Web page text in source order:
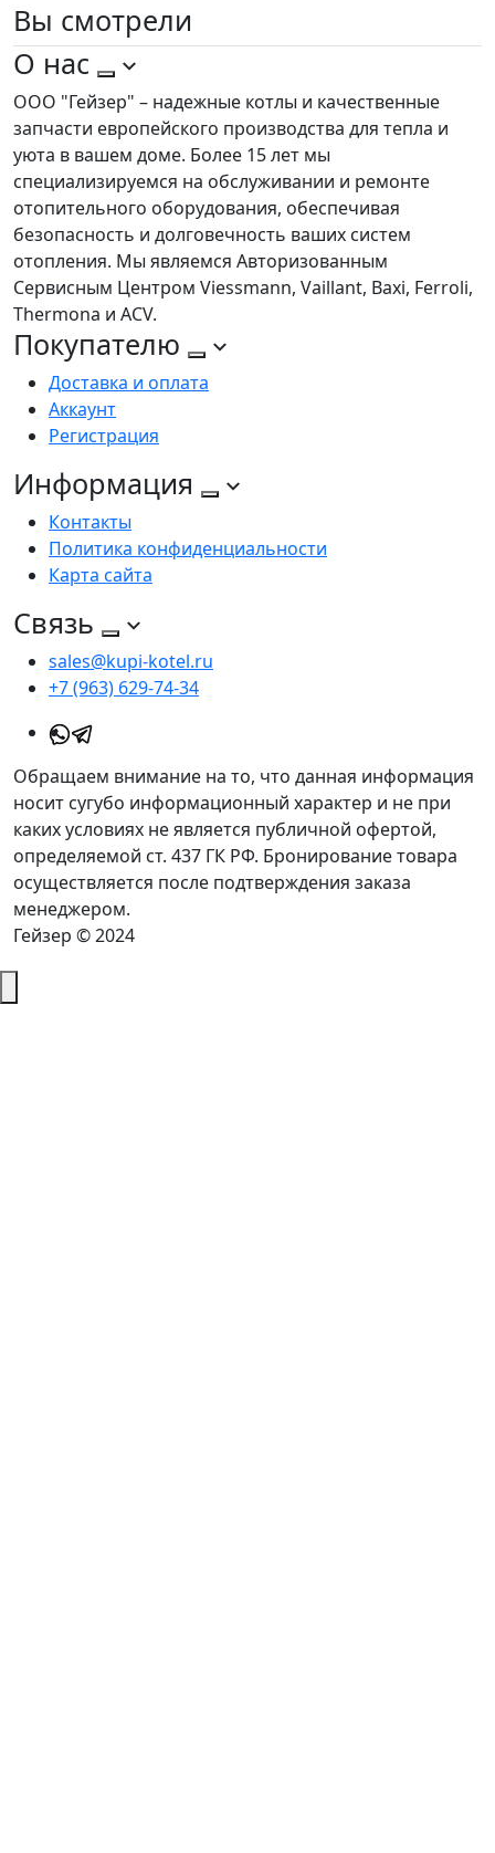
Вы смотрели
О нас
ООО "Гейзер" – надежные котлы и качественные
запчасти европейского производства для тепла и
уюта в вашем доме. Более 15 лет мы
специализируемся на обслуживании и ремонте
отопительного оборудования, обеспечивая
безопасность и долговечность ваших систем
отопления. Мы являемся Авторизованным
Сервисным Центром Viessmann, Vaillant, Baxi, Ferroli,
Thermona и ACV.
Покупателю
Доставка и оплата
Аккаунт
Регистрация
Информация
Контакты
Политика конфиденциальности
Карта сайта
Связь
sales@kupi-kotel.ru
+7 (963) 629-74-34
Обращаем внимание на то, что данная информация
носит сугубо информационный характер и не при
каких условиях не является публичной офертой,
определяемой ст. 437 ГК РФ. Бронирование товара
осуществляется после подтверждения заказа
менеджером.
Гейзер © 2024